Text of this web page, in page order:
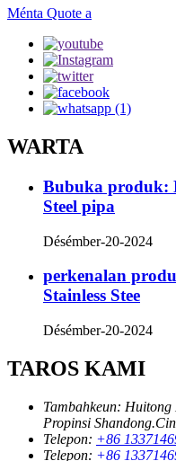
Ménta Quote a
WARTA
Bubuka produk:
Steel pipa
Désémber-20-2024
perkenalan
Stainless Stee
Désémber-20-2024
TAROS KAMI
Tambahkeun: Huitong
Propinsi
Telepon: +86
Telepon: +86